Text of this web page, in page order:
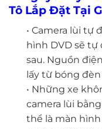
Tô Lắp Đặt Tại
• Camera lùi tự
hình DVD sẽ tự
sau. Nguồn
lấy từ bóng
• Những xe
camera lùi
thể là màn